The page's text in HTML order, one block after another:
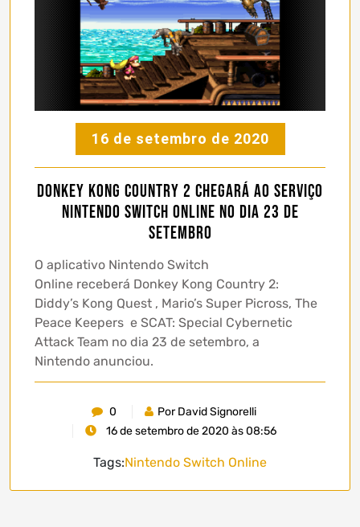
16 de setembro de 2020
Donkey Kong Country 2 chegará ao serviço
Nintendo Switch Online no dia 23 de
Setembro
O aplicativo Nintendo Switch
Online receberá Donkey Kong Country 2:
Diddy’s Kong Quest , Mario’s Super Picross, The
Peace Keepers e SCAT: Special Cybernetic
Attack Team no dia 23 de setembro, a
Nintendo anunciou.
0
Por David Signorelli
16 de setembro de 2020 às 08:56
Tags:Nintendo Switch Online